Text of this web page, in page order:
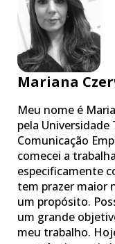
Mariana
Meu nome é
pela
Comunicação
comecei a
especificamente
tem prazer maior
um propósito.
um grande
meu trabalho.